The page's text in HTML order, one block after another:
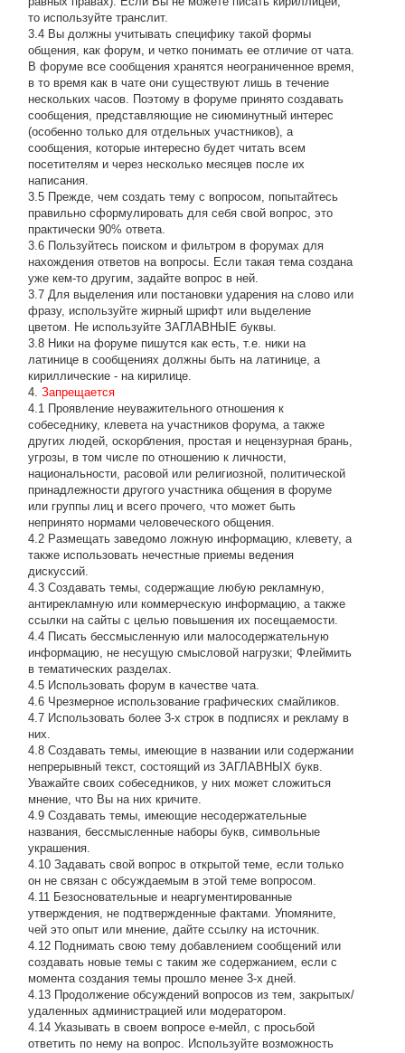
то используйте транслит.
3.4 Вы должны учитывать специфику такой формы
общения, как форум, и четко понимать ее отличие от чата.
В форуме все сообщения хранятся неограниченное время,
в то время как в чате они существуют лишь в течение
нескольких часов. Поэтому в форуме принято создавать
сообщения, представляющие не сиюминутный интерес
(особенно только для отдельных участников), а
сообщения, которые интересно будет читать всем
посетителям и через несколько месяцев после их
написания.
3.5 Прежде, чем создать тему с вопросом, попытайтесь
правильно сформулировать для себя свой вопрос, это
практически 90% ответа.
3.6 Пользуйтесь поиском и фильтром в форумах для
нахождения ответов на вопросы. Если такая тема создана
уже кем-то другим, задайте вопрос в ней.
3.7 Для выделения или постановки ударения на слово или
фразу, используйте жирный шрифт или выделение
цветом. Не используйте ЗАГЛАВНЫЕ буквы.
3.8 Ники на форуме пишутся как есть, т.е. ники на
латинице в сообщениях должны быть на латинице, а
кириллические - на кирилице.
4.Запрещается
4.1 Проявление неуважительного отношения к
собеседнику, клевета на участников форума, а также
других людей, оскорбления, простая и нецензурная брань,
угрозы, в том числе по отношению к личности,
национальности, расовой или религиозной, политической
принадлежности другого участника общения в форуме
или группы лиц и всего прочего, что может быть
непринято нормами человеческого общения.
4.2 Размещать заведомо ложную информацию, клевету, а
также использовать нечестные приемы ведения
дискуссий.
4.3 Создавать темы, содержащие любую рекламную,
антирекламную или коммерческую информацию, а также
ссылки на сайты с целью повышения их посещаемости.
4.4 Писать бессмысленнyю или малосодеpжательнyю
инфоpмацию, не несущую смысловой нагрузки; Флеймить
в тематических разделах.
4.5 Использовать форум в качестве чата.
4.6 Чрезмерное использование графических смайликов.
4.7 Использовать более 3-х строк в подписях и рекламу в
них.
4.8 Создавать темы, имеющие в названии или содержании
непрерывный текст, состоящий из ЗАГЛАВНЫХ букв.
Уважайте своих собеседников, у них может сложиться
мнение, что Вы на них кричите.
4.9 Создавать темы, имеющие несодержательные
названия, бессмысленные наборы букв, символьные
украшения.
4.10 Задавать свой вопрос в открытой теме, если только
он не связан с обсуждаемым в этой теме вопросом.
4.11 Безосновательные и неаргументированные
утверждения, не подтвержденные фактами. Упомяните,
чей это опыт или мнение, дайте ссылку на источник.
4.12 Поднимать свою тему добавлением сообщений или
создавать новые темы с таким же содержанием, если с
момента создания темы прошло менее 3-х дней.
4.13 Продолжение обсyждений вопросов из тем, закpытых/
удаленных администрацией или модератором.
4.14 Указывать в своем вопросе е-мейл, с просьбой
ответить по нему на вопрос. Используйте возможность